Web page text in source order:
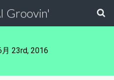
Groovin'
月 23rd, 2016